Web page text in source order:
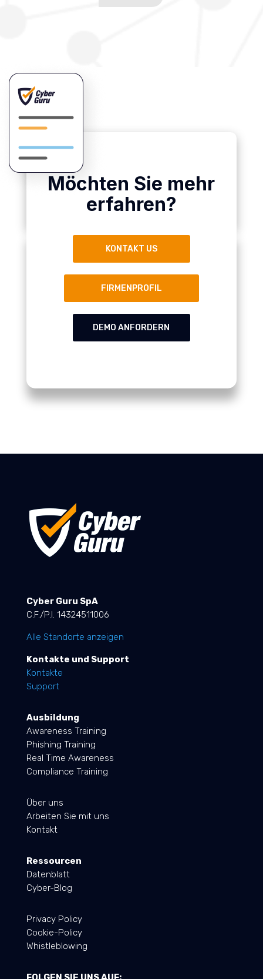
Möchten Sie mehr
erfahren?
KONTAKT US
FIRMENPROFIL
DEMO ANFORDERN
Cyber Guru SpA
C.F./P.I. 14324511006
Alle Standorte anzeigen
Kontakte und Support
Kontakte
Support
Ausbildung
Awareness Training
Phishing Training
Real Time Awareness
Compliance Training
Über uns
Arbeiten Sie mit uns
Kontakt
Ressourcen
Datenblatt
Cyber-Blog
Privacy Policy
Cookie-Policy
Whistleblowing